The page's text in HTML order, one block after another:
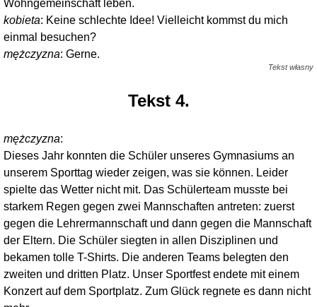
Wohngemeinschaft leben.
kobieta: Keine schlechte Idee! Vielleicht kommst du mich
einmal besuchen?
mężczyzna: Gerne.
Tekst własny
Tekst 4.
mężczyzna:
Dieses Jahr konnten die Schüler unseres Gymnasiums an
unserem Sporttag wieder zeigen, was sie können. Leider
spielte das Wetter nicht mit. Das Schülerteam musste bei
starkem Regen gegen zwei Mannschaften antreten: zuerst
gegen die Lehrermannschaft und dann gegen die Mannschaft
der Eltern. Die Schüler siegten in allen Disziplinen und
bekamen tolle T-Shirts. Die anderen Teams belegten den
zweiten und dritten Platz. Unser Sportfest endete mit einem
Konzert auf dem Sportplatz. Zum Glück regnete es dann nicht